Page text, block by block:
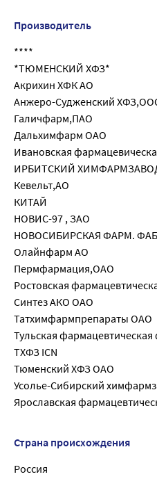
Производитель
****
*ТЮМЕНСКИЙ ХФЗ*
Акрихин ХФК АО
Анжеро-Судженский
Галичфарм,ПАО
Дальхимфарм ОАО
Ивановская
ИРБИТСКИЙ
Кевельт,АО
КИТАЙ
НОВИС-97 , ЗАО
НОВОСИБИРСКАЯ ФАРМ.
Олайнфарм АО
Пермфармация,ОАО
Ростовская
Синтез АКО ОАО
Татхимфармпрепараты ОАО
Тульская
ТХФЗ ICN
Тюменский ХФЗ ОАО
Усолье-Сибирский
Ярославская
Страна происхождения
Россия